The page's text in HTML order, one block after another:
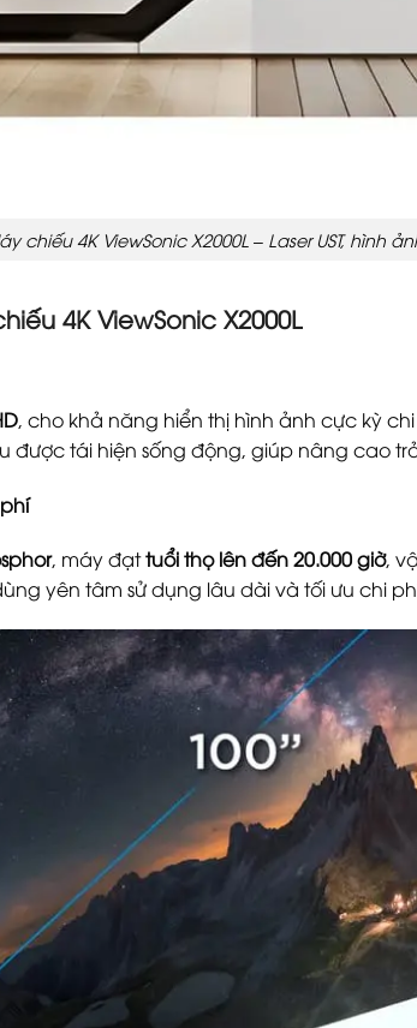
chiếu 4K ViewSonic X2000L – Laser UST, hình
4K ViewSonic X2000L
, cho khả năng hiển thị hình ảnh cực kỳ
được tái hiện sống động, giúp nâng cao
, máy đạttuổi thọ lên đến 20.000 giờ,
yên tâm sử dụng lâu dài và tối ưu chi